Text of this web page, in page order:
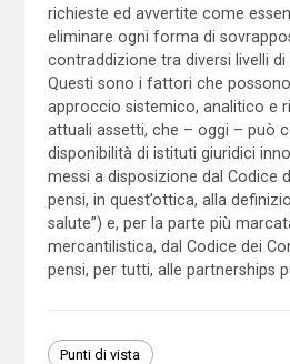
richieste ed avvertite come
eliminare ogni forma di
contraddizione tra diversi livelli di
Questi sono i fattori che
approccio sistemico, analitico e
attuali assetti, che – oggi – può
disponibilità di istituti giuridici
messi a disposizione dal Codice
pensi, in quest’ottica, alla
salute”) e, per la parte più
mercantilistica, dal Codice dei
pensi, per tutti, alle partnerships
Punti di vista